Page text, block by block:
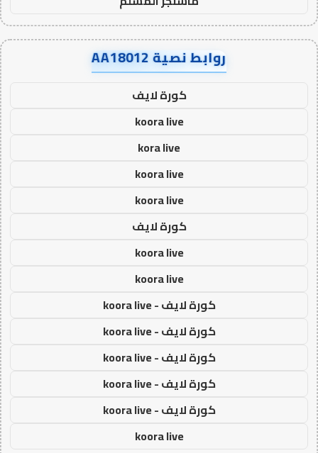
روابط نصية AA18012
كورة لايف
koora live
kora live
koora live
koora live
كورة لايف
koora live
koora live
كورة لايف - koora live
كورة لايف - koora live
كورة لايف - koora live
كورة لايف - koora live
كورة لايف - koora live
koora live